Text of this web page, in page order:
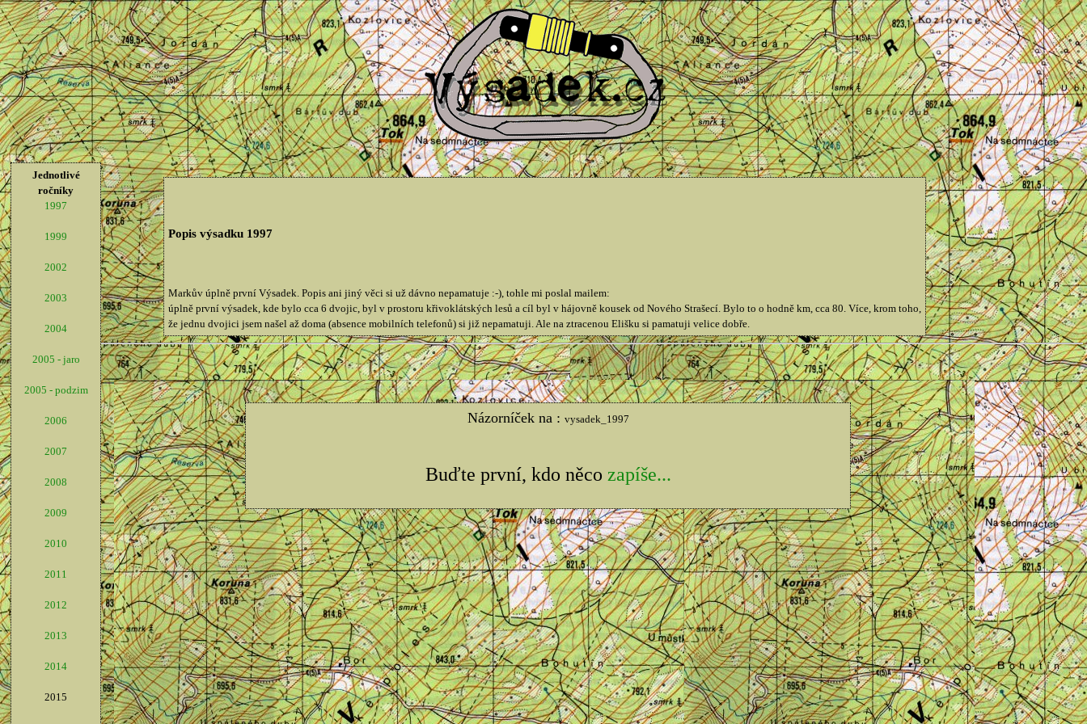
Jednotlivé
ročníky
1997
1999
2002
2003
2004
2005 - jaro
2005 - podzim
2006
2007
2008
2009
2010
2011
2012
2013
2014
2015
Popis výsadku 1997
Markův úplně první Výsadek. Popis ani jiný věci si už dávno nepamatuje :-), tohle mi poslal mailem:
úplně první výsadek, kde bylo cca 6 dvojic, byl v prostoru křivoklátských lesů a cíl byl v hájovně kousek od Nového Strašecí. Bylo to o hodně km, cca 80. Více, krom toho,
že jednu dvojici jsem našel až doma (absence mobilních telefonů) si již nepamatuji. Ale na ztracenou Elišku si pamatuji velice dobře.